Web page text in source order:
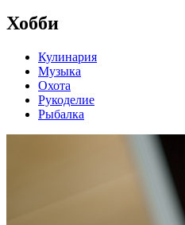
Хобби
Кулинария
Музыка
Охота
Рукоделие
Рыбалка